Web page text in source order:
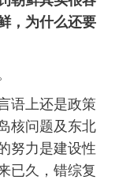
，为什么还要
语上还是政策
核问题及东北
努力是建设性
已久，错综复